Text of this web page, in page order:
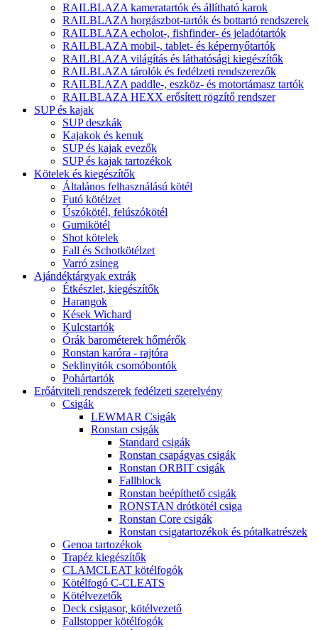
RAILBLAZA kameratartók és állítható karok
RAILBLAZA horgászbot-tartók és bottartó rendszerek
RAILBLAZA echolot-, fishfinder- és jeladótartók
RAILBLAZA mobil-, tablet- és képernyőtartók
RAILBLAZA világítás és láthatósági kiegészítők
RAILBLAZA tárolók és fedélzeti rendszerezők
RAILBLAZA paddle-, eszköz- és motortámasz tartók
RAILBLAZA HEXX erősített rögzítő rendszer
SUP és kajak
SUP deszkák
Kajakok és kenuk
SUP és kajak evezők
SUP és kajak tartozékok
Kötelek és kiegészítők
Általános felhasználású kötél
Futó kötélzet
Úszókötél, felúszókötél
Gumikötél
Shot kötelek
Fall és Schotkötélzet
Varró zsineg
Ajándéktárgyak extrák
Étkészlet, kiegészítők
Harangok
Kések Wichard
Kulcstartók
Órák barométerek hőmérők
Ronstan karóra - rajtóra
Seklinyitók csomóbontók
Pohártartók
Erőátviteli rendszerek fedélzeti szerelvény
Csigák
LEWMAR Csigák
Ronstan csigák
Standard csigák
Ronstan csapágyas csigák
Ronstan ORBIT csigák
Fallblock
Ronstan beépíthető csigák
RONSTAN drótkötél csiga
Ronstan Core csigák
Ronstan csigatartozékok és pótalkatrészek
Genoa tartozékok
Trapéz kiegészítők
CLAMCLEAT kötélfogók
Kötélfogó C-CLEATS
Kötélvezetők
Deck csigasor, kötélvezető
Fallstopper kötélfogók